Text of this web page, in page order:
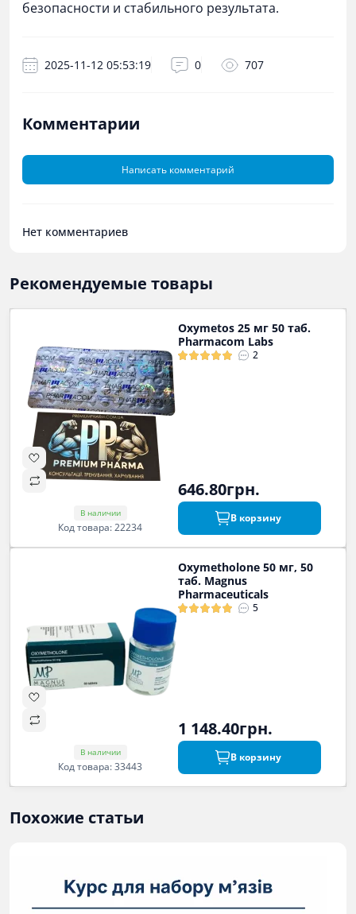
безопасности и стабильного результата.
2025-11-12 05:53:19 0 707
Комментарии
Написать комментарий
Нет комментариев
Рекомендуемые товары
В наличии
Код товара: 22234
Oxymetos 25 мг 50 таб.
Pharmacom Labs
2
646.80грн.
В корзину
В наличии
Код товара: 33443
Oxymetholone 50 мг, 50
таб. Magnus
Pharmaceuticals
5
1 148.40грн.
В корзину
Похожие статьи